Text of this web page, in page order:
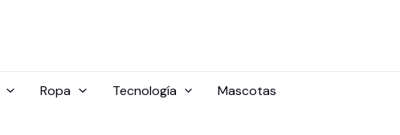
Ropa Tecnología
Mascotas